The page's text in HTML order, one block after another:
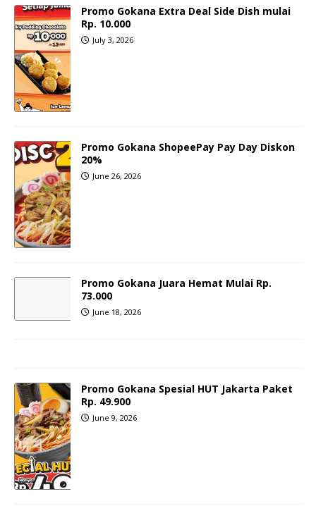
Promo Gokana Extra Deal Side Dish mulai
Rp. 10.000
July 3, 2026
Promo Gokana ShopeePay Pay Day Diskon
20%
June 26, 2026
Promo Gokana Juara Hemat Mulai Rp.
73.000
June 18, 2026
Promo Gokana Spesial HUT Jakarta Paket
Rp. 49.900
June 9, 2026